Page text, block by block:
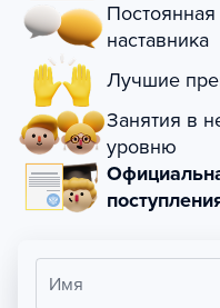
наставника
Лучшие
Занятия в
уровню
Имя